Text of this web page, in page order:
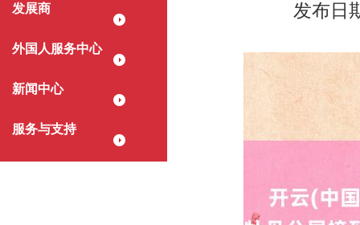
发展商
外国人服务中心
新闻中心
服务与支持
发布日